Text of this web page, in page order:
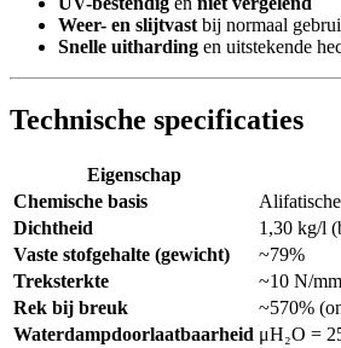
Weer- en slijtvast bij normaal
Snelle uitharding en uitstekende
Technische specificaties
Eigenschap
Chemische basis
Dichtheid
1,30 kg/l
Vaste stofgehalte (gewicht)
~79%
Treksterkte
~10 N/
Rek bij breuk
~570%
Waterdampdoorlaatbaarheid μH₂O =